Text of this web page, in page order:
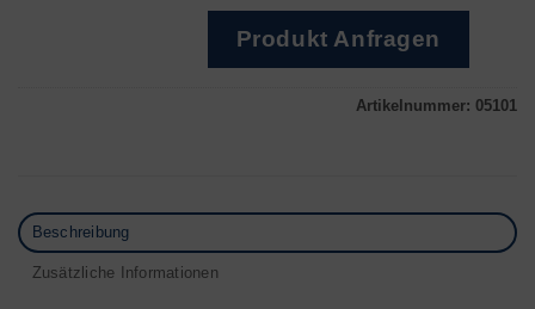
Produkt Anfragen
Artikelnummer: 05101
Beschreibung
Zusätzliche Informationen